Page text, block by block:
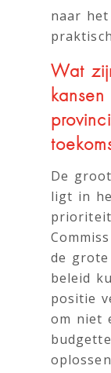
naar
Wat
De
ligt in
de
beleid
positie
om niet